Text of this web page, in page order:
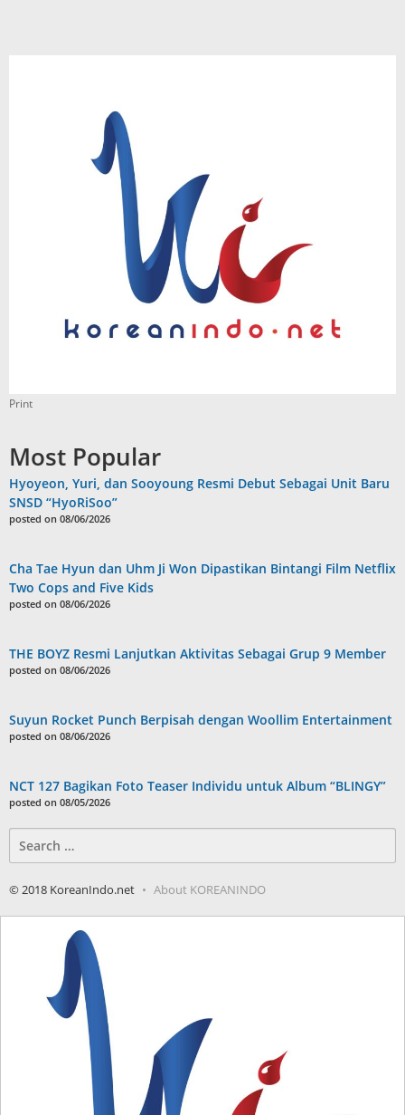
Print
Most Popular
Hyoyeon, Yuri, dan Sooyoung Resmi Debut Sebagai Unit Baru
SNSD “HyoRiSoo”
posted on 08/06/2026
Cha Tae Hyun dan Uhm Ji Won Dipastikan Bintangi Film Netflix
Two Cops and Five Kids
posted on 08/06/2026
THE BOYZ Resmi Lanjutkan Aktivitas Sebagai Grup 9 Member
posted on 08/06/2026
Suyun Rocket Punch Berpisah dengan Woollim Entertainment
posted on 08/06/2026
NCT 127 Bagikan Foto Teaser Individu untuk Album “BLINGY”
posted on 08/05/2026
for:
© 2018 KoreanIndo.net About KOREANINDO